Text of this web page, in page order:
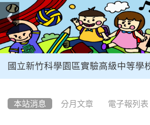
國立新竹科學園區實驗高級中等學
本站消息 分月文章 電子報列表